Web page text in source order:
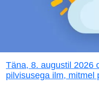
Täna, 8. augustil 2026
pilvisusega ilm, mitmel